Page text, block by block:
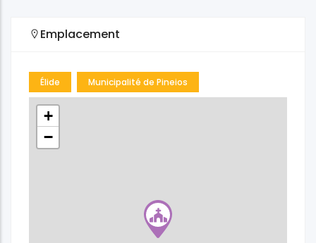
Emplacement
Élide Municipalité de Pineios
+
−